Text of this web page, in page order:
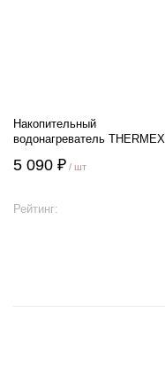
Накопительный
водонагреватель THERMEX
5 090 ₽ / шт
Рейтинг: